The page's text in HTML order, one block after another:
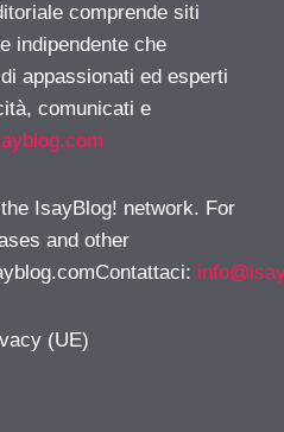
comprende siti
indipendente che
appassionati ed esperti
comunicati e
IsayBlog! network. For
and other
:
(UE)